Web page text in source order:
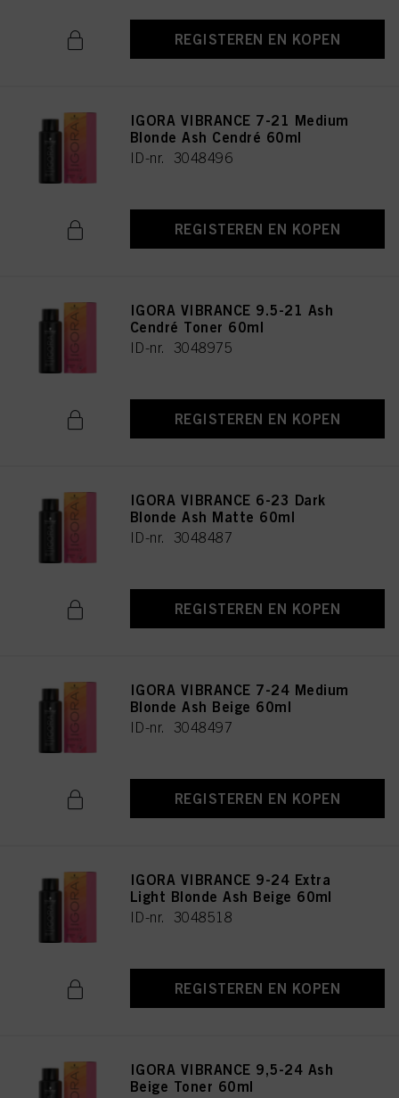
REGISTEREN EN KOPEN
IGORA VIBRANCE 7-21 Medium
Blonde Ash Cendré 60ml
ID-nr. 3048496
REGISTEREN EN KOPEN
IGORA VIBRANCE 9.5-21 Ash
Cendré Toner 60ml
ID-nr. 3048975
REGISTEREN EN KOPEN
IGORA VIBRANCE 6-23 Dark
Blonde Ash Matte 60ml
ID-nr. 3048487
REGISTEREN EN KOPEN
IGORA VIBRANCE 7-24 Medium
Blonde Ash Beige 60ml
ID-nr. 3048497
REGISTEREN EN KOPEN
IGORA VIBRANCE 9-24 Extra
Light Blonde Ash Beige 60ml
ID-nr. 3048518
REGISTEREN EN KOPEN
IGORA VIBRANCE 9,5-24 Ash
Beige Toner 60ml